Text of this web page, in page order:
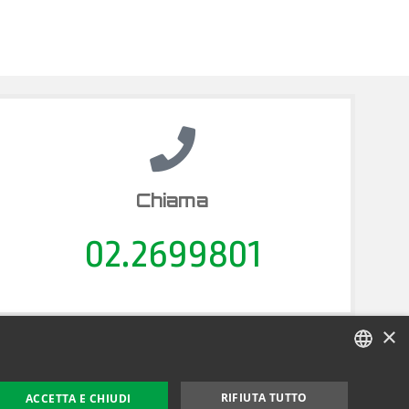
Chiama
02.2699801
privacy policy
ITALIAN
×
ACCETTA E CHIUDI RIFIUTA TUTTO